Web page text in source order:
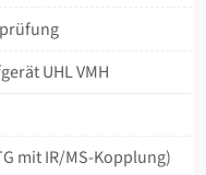
UHL VMH
mit IR/MS-Kopplung)